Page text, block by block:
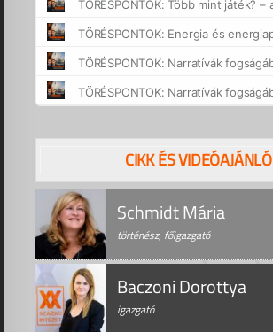
CIKK ÉS VIDEÓAJÁNLÓ
Schmidt Mária
történész, főigazgató
Baczoni Dorottya
igazgató